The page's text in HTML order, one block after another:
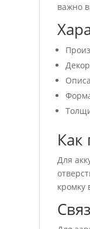
важно
Как
Для
кромку